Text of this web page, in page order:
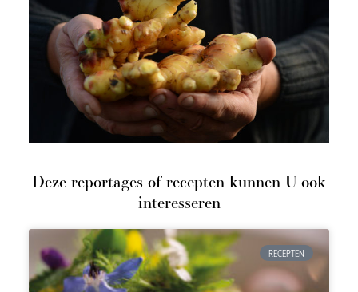
Deze reportages of recepten kunnen U ook
interesseren
RECEPTEN